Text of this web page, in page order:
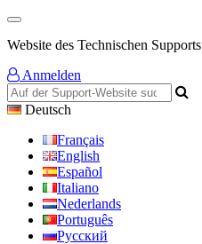
Website des Technischen Supports
Anmelden
Deutsch
Français
English
Español
Italiano
Nederlands
Português
Русский